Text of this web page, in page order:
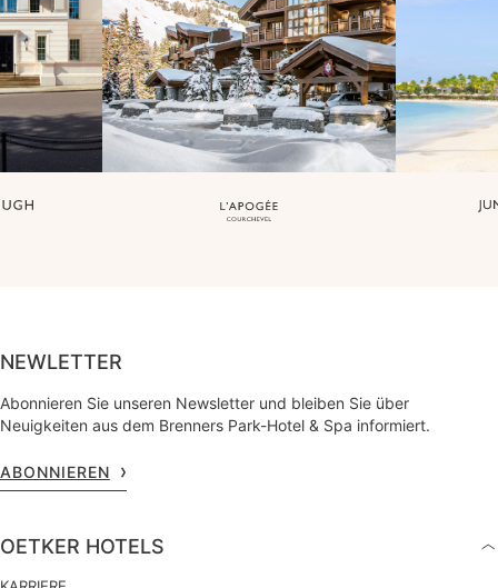
NEWLETTER
Abonnieren Sie unseren Newsletter und bleiben Sie über
Neuigkeiten aus dem Brenners Park-Hotel & Spa informiert.
ABONNIEREN
OETKER HOTELS